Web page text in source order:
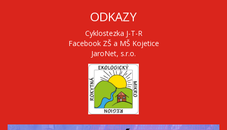
ODKAZY
Cyklostezka J-T-R
Facebook ZŠ a MŠ Kojetice
JaroNet, s.r.o.